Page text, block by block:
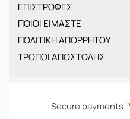
BRANDS
ΝΕΕΣ ΑΦΙΞΕΙΣ
OFFERS
ΤΣΑΝΤΕΣ
ΕΠΙΣΤΡΟΦΕΣ
ΠΟΙΟΙ ΕΙΜΑΣΤΕ
ΠΟΛΙΤΙΚΗ ΑΠΟΡΡΗΤΟΥ
ΤΡΟΠΟΙ ΑΠΟΣΤΟΛΗΣ
Secure payments